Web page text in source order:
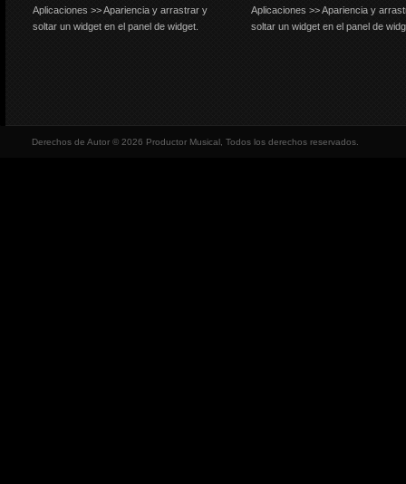
Aplicaciones >> Apariencia y arrastrar y
soltar un widget en el panel de widget.
Aplicaciones >> Apariencia y
soltar un widget en el panel de
Derechos de Autor © 2026 Productor Musical, Todos los derechos reservados.